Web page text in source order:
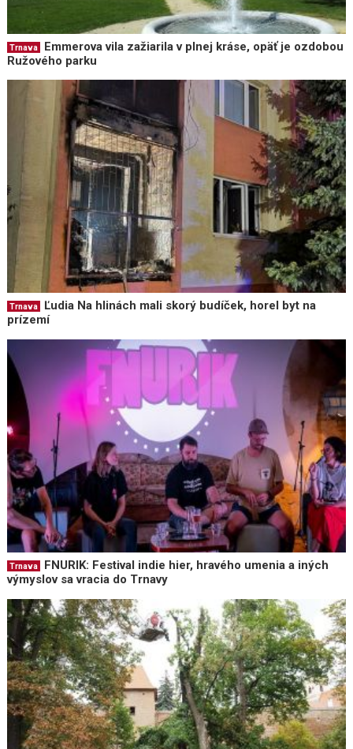
Trnava
Emmerova vila zažiarila v plnej kráse, opäť je ozdobou
Ružového parku
Trnava
Ľudia Na hlinách mali skorý budíček, horel byt na
prízemí
Trnava
FNURIK: Festival indie hier, hravého umenia a iných
výmyslov sa vracia do Trnavy